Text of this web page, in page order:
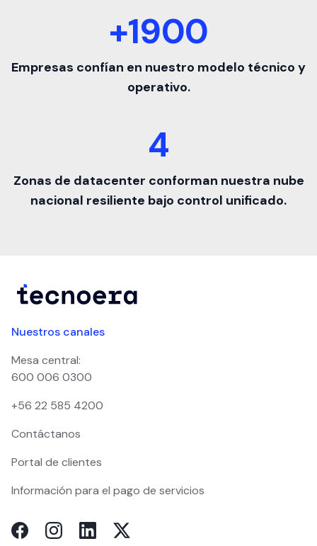
+1900
Empresas confían en nuestro modelo técnico y
operativo.
4
Zonas de datacenter conforman nuestra nube
nacional resiliente bajo control unificado.
Nuestros canales
Mesa central:
600 006 0300
+56 22 585 4200
Contáctanos
Portal de clientes
Información para el pago de servicios